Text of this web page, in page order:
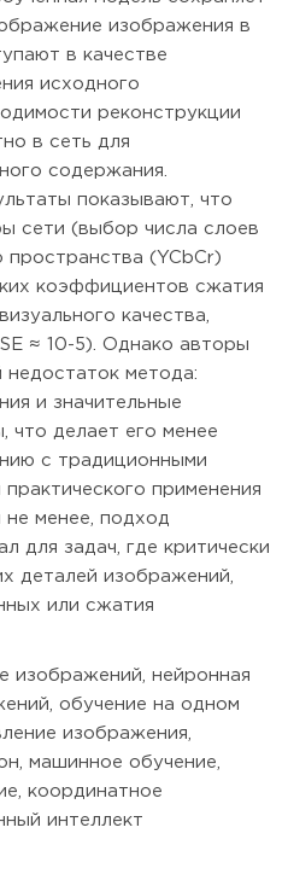
изображения в
в качестве
исходного
реконструкции
в сеть для
содержания.
показывают, что
сети (выбор числа слоев
пространства (YCbCr)
коэффициентов сжатия
качества,
≈ 10-5). Однако авторы
метода:
и значительные
что делает его менее
с традиционными
применения
менее, подход
для задач, где критически
деталей изображений,
или сжатия
изображений, нейронная
обучение на одном
изображения,
машинное обучение,
координатное
интеллект